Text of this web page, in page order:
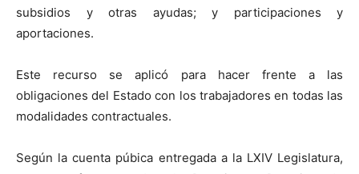
subsidios y otras ayudas; y participaciones y
aportaciones.
Este recurso se aplicó para hacer frente a las
obligaciones del Estado con los trabajadores en todas las
modalidades contractuales.
Según la cuenta púbica entregada a la LXIV Legislatura,